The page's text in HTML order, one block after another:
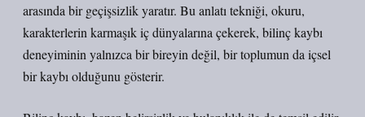
arasında bir geçişsizlik yaratır. Bu anlatı tekniği, okuru,
karakterlerin karmaşık iç dünyalarına çekerek, bilinç kaybı
deneyiminin yalnızca bir bireyin değil, bir toplumun da içsel
bir kaybı olduğunu gösterir.